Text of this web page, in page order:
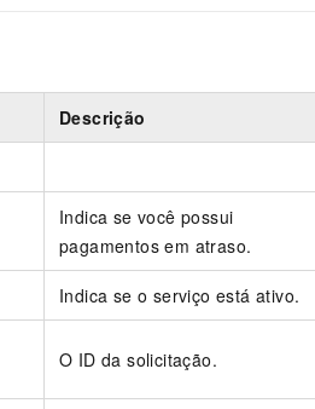
Descrição
Indica se você possui
pagamentos em atraso.
Indica se o serviço está ativo.
O ID da solicitação.